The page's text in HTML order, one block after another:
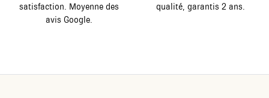
satisfaction. Moyenne des
avis Google.
qualité, garantis 2 ans.